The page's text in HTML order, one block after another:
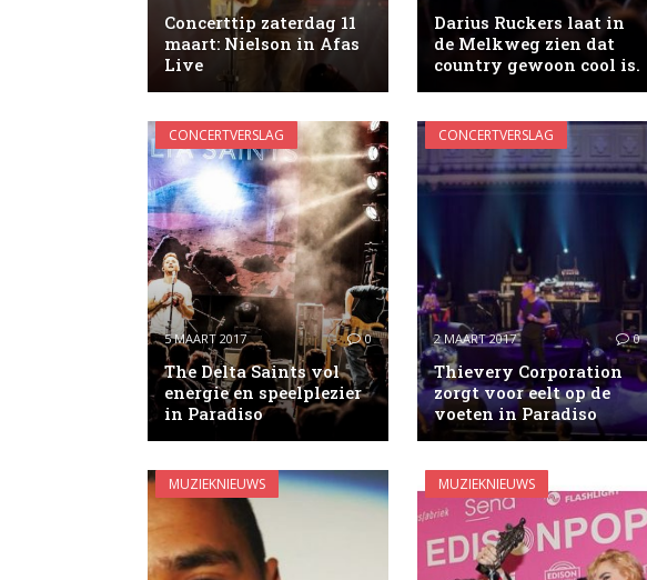
Concerttip zaterdag 11
maart: Nielson in Afas
Live
Darius Ruckers laat in
de Melkweg zien dat
country gewoon cool is.
CONCERTVERSLAG
5 MAART 2017 0
The Delta Saints vol
energie en speelplezier
in Paradiso
CONCERTVERSLAG
2 MAART 2017 0
Thievery Corporation
zorgt voor eelt op de
voeten in Paradiso
MUZIEKNIEUWS MUZIEKNIEUWS